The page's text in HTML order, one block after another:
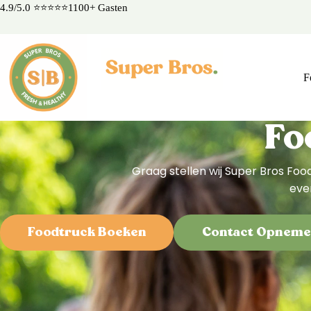
4.9/5.0 ⭐⭐⭐⭐⭐1100+ Gasten
Graag stellen wij Super Bros
Foodtruck Boeken Contact